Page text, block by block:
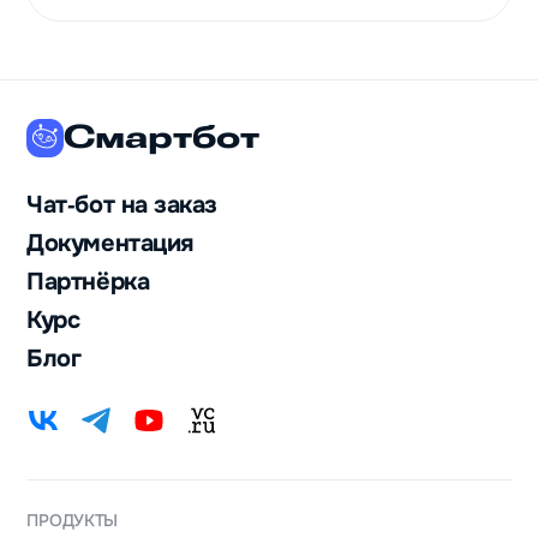
Смартбот
Чат‑бот на заказ
Документация
Партнёрка
Курс
Блог
ПРОДУКТЫ